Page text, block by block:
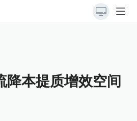
降本提质增效空间